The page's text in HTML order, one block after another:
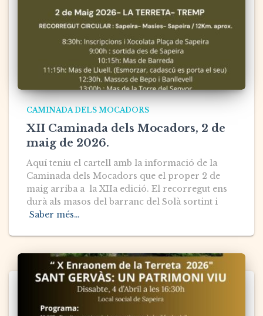
CAMINADA DELS MOCADORS
XII Caminada dels Mocadors, 2 de
maig de 2026.
Aquí teniu el cartell amb la informació de la
Caminada dels Mocadors que el proper 2 de
maig arriba a la XIIa edició. El recorregut ens
durà als masos del barranc del Solà sortint i
Saber més…